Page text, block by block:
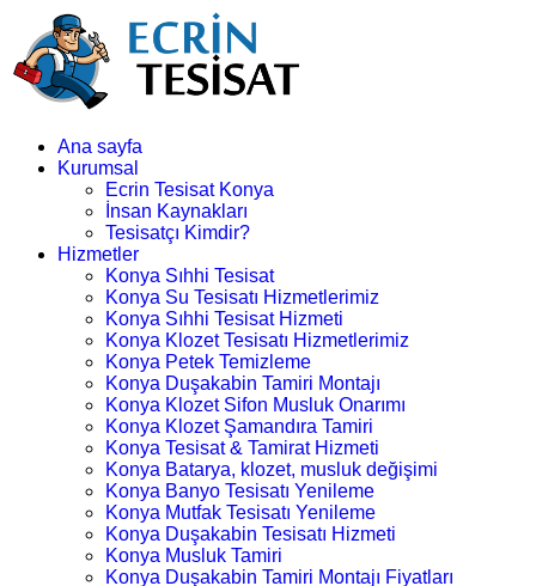
Ana sayfa
Kurumsal
Ecrin Tesisat Konya
İnsan Kaynakları
Tesisatçı Kimdir?
Hizmetler
Konya Sıhhi Tesisat
Konya Su Tesisatı Hizmetlerimiz
Konya Sıhhi Tesisat Hizmeti
Konya Klozet Tesisatı Hizmetlerimiz
Konya Petek Temizleme
Konya Duşakabin Tamiri Montajı
Konya Klozet Sifon Musluk Onarımı
Konya Klozet Şamandıra Tamiri
Konya Tesisat & Tamirat Hizmeti
Konya Batarya, klozet, musluk değişimi
Konya Banyo Tesisatı Yenileme
Konya Mutfak Tesisatı Yenileme
Konya Duşakabin Tesisatı Hizmeti
Konya Musluk Tamiri
Konya Duşakabin Tamiri Montajı Fiyatları